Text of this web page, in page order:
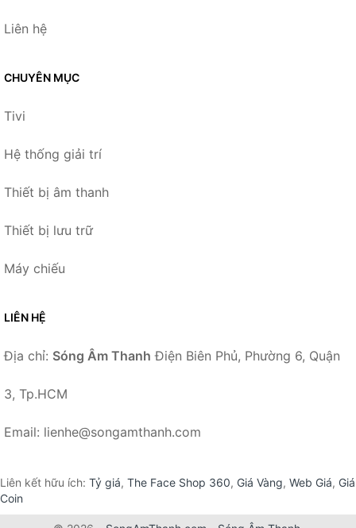
Liên hệ
CHUYÊN MỤC
Tivi
Hệ thống giải trí
Thiết bị âm thanh
Thiết bị lưu trữ
Máy chiếu
LIÊN HỆ
Địa chỉ: Sóng Âm Thanh Điện Biên Phủ, Phường 6, Quận
3, Tp.HCM
Email: lienhe@songamthanh.com
Liên kết hữu ích: Tỷ giá, The Face Shop 360, Giá Vàng, Web Giá, Giá
Coin